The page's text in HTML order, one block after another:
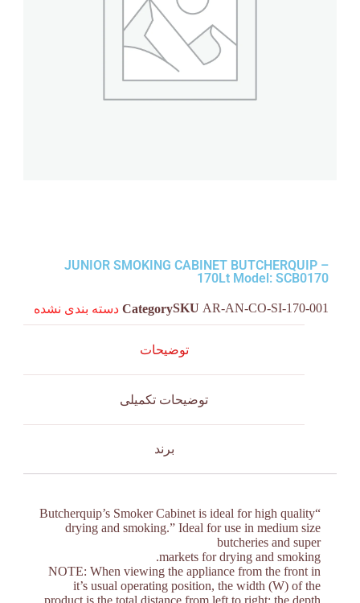
JUNIOR SMOKING CABINET BUTCHERQUIP –
170Lt Model: SCB0170
SKU AR-AN-CO-SI-170-001
Category دسته بندی نشده
توضیحات
توضیحات تکمیلی
برند
“Butcherquip’s Smoker Cabinet is ideal for high quality
drying and smoking.” Ideal for use in medium size
butcheries and super
markets for drying and smoking.
NOTE: When viewing the appliance from the front in
it’s usual operating position, the width (W) of the